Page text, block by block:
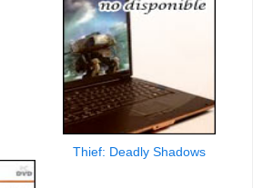
Thief: Deadly Shadows